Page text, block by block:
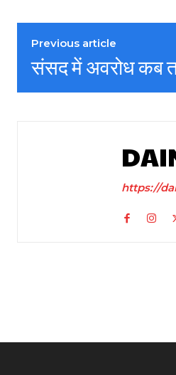
Previous article
संसद में अवरोध कब
https://